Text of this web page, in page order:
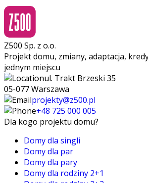
Z500 Sp. z o.o.
Projekt domu, zmiany, adaptacja,
jednym miejscu
ul. Trakt Brzeski 35
05-077 Warszawa
projekty@z500.pl
+48 725 000 005
Dla kogo projektu domu?
Domy dla singli
Domy dla par
Domy dla pary
Domy dla rodziny 2+1